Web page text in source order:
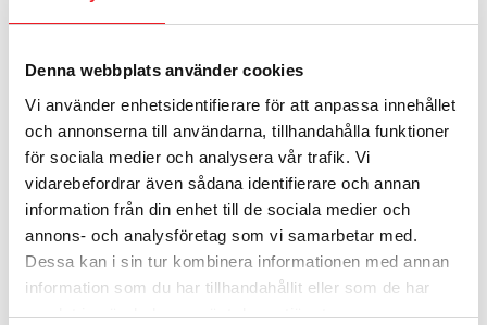
Denna webbplats använder cookies
Vi använder enhetsidentifierare för att anpassa innehållet
och annonserna till användarna, tillhandahålla funktioner
för sociala medier och analysera vår trafik. Vi
vidarebefordrar även sådana identifierare och annan
information från din enhet till de sociala medier och
annons- och analysföretag som vi samarbetar med.
Dessa kan i sin tur kombinera informationen med annan
information som du har tillhandahållit eller som de har
samlat in när du har använt deras tjänster.
Elektroniskt kodlås EC 1730 Vapenskåp
2 850kr